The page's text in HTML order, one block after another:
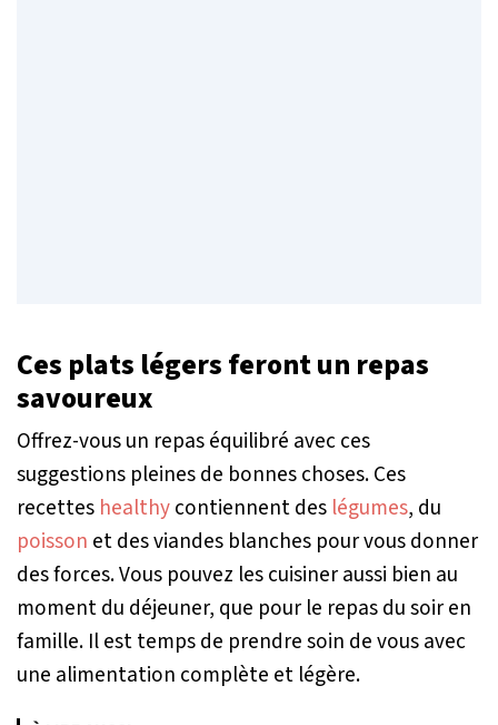
Ces plats légers feront un repas
savoureux
Offrez-vous un repas équilibré avec ces
suggestions pleines de bonnes choses. Ces
recettes healthycontiennent des légumes, du
poisson et des viandes blanches pour vous donner
des forces. Vous pouvez les cuisiner aussi bien au
moment du déjeuner, que pour le repas du soir en
famille. Il est temps de prendre soin de vous avec
une alimentation complète et légère.